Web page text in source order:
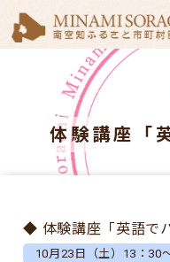
体験講座「
◆ 体験講座「英語で
10月23日（土）13：30